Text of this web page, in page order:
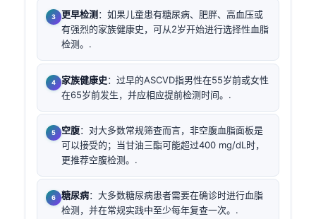
更早检测 ：如果儿童患有糖尿病、肥胖、高血压或
有强烈的家族健康史，可从2岁开始进行选择性血脂
检测。.
家族健康史：过早的ASCVD指男性在55岁前或女性
在65岁前发生，并应相应提前检测时间。.
空腹：对大多数常规筛查而言，非空腹血脂面板是
可以接受的；当甘油三酯可能超过400 mg/dL时，
更推荐空腹检测。.
糖尿病：大多数糖尿病患者需要在确诊时进行血脂
检测，并在常规实践中至少每年复查一次。.